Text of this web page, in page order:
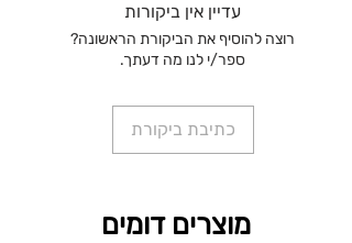
עדיין אין ביקורות
רוצה להוסיף את הביקורת הראשונה?
ספר/י לנו מה דעתך.
כתיבת ביקורת
מוצרים דומים